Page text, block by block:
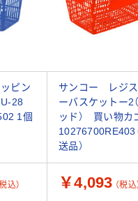
ピン
28
1個
サンコー レジス
ーバスケットー2
ッド） 買い物
10276700RE403
送品）
税込） ￥4,093 （税込